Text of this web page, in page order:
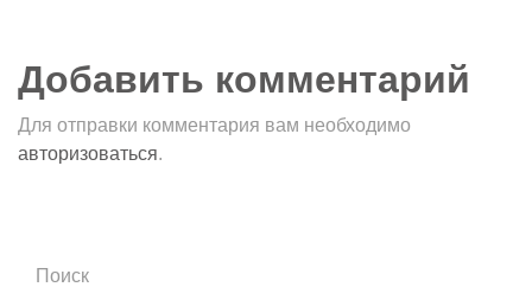
Добавить комментарий
Для отправки комментария вам необходимо
авторизоваться.
Поиск